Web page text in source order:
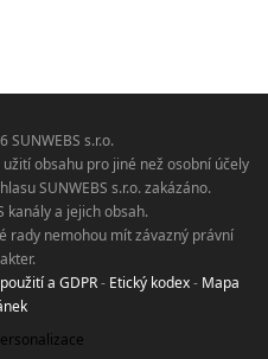
s.r.o.
obsahu pro jiné než osobní účely
SUNWEBS s.r.o. zakázáno.
kanály a jejich obsah.
rady nemohou mít závazný právní
a GDPR- Etický kodex- Mapa